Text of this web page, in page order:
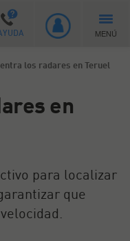
MENÚ
los radares en Teruel
en
para localizar
que